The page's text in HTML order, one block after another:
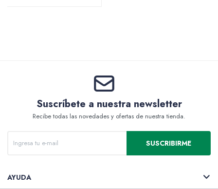
Suscríbete a nuestra newsletter
Recibe todas las novedades y ofertas de nuestra tienda.
SUSCRIBIRME
AYUDA
Packs